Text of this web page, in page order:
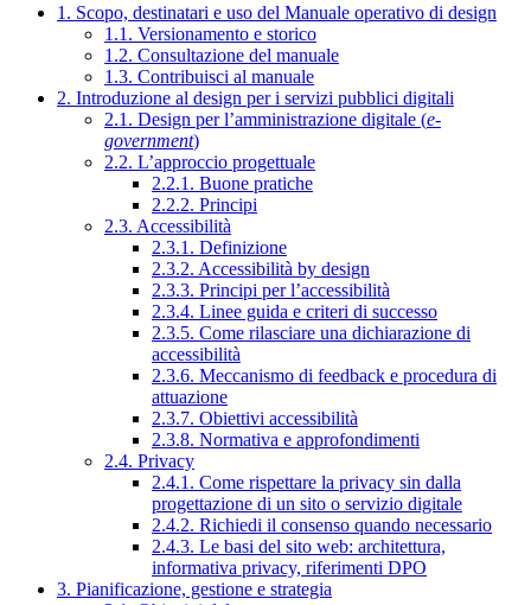
1. Scopo, destinatari e uso del Manuale operativo di design
1.1. Versionamento e storico
1.2. Consultazione del manuale
1.3. Contribuisci al manuale
2. Introduzione al design per i servizi pubblici digitali
2.1. Design per l’amministrazione digitale (e-
government)
2.2. L’approccio progettuale
2.2.1. Buone pratiche
2.2.2. Principi
2.3. Accessibilità
2.3.1. Definizione
2.3.2. Accessibilità by design
2.3.3. Principi per l’accessibilità
2.3.4. Linee guida e criteri di successo
2.3.5. Come rilasciare una dichiarazione di
accessibilità
2.3.6. Meccanismo di feedback e procedura di
attuazione
2.3.7. Obiettivi accessibilità
2.3.8. Normativa e approfondimenti
2.4. Privacy
2.4.1. Come rispettare la privacy sin dalla
progettazione di un sito o servizio digitale
2.4.2. Richiedi il consenso quando necessario
2.4.3. Le basi del sito web: architettura,
informativa privacy, riferimenti DPO
3. Pianificazione, gestione e strategia